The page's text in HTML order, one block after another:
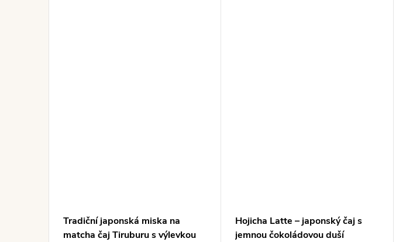
Tradiční japonská miska na
matcha čaj Tiruburu s výlevkou
Hojicha Latte – japonský čaj s
jemnou čokoládovou duší